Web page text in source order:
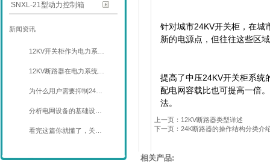
SNXL-21型动力控制箱
新闻资讯
12KV开关柜作为电力系…
12KV断路器在电力系统…
为什么用户需要抑制24…
分析电网设备的基础设…
看完这篇你就懂了，关…
针对城市24KV开关柜 ，在
新的电源点，但往往这些区
提高了中压24KV开关柜系统
配电网容载比也可提高一倍
法。
上一页：12KV断路器类型详述
下一页：24K断路器的操作结构分类介
相关产品: